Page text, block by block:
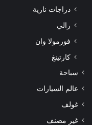
دراجات نارية
رالي
فورمولا وان
كارتينغ
سباحة
عالم السيارات
غولف
غير مصنف